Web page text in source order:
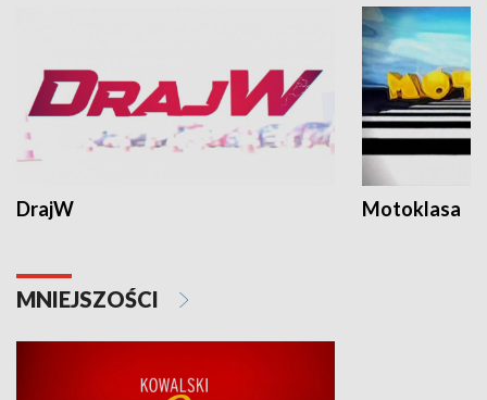
DrajW Motoklasa
MNIEJSZOŚCI